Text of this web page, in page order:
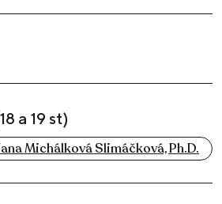
a 19 st)
Michálková Slimáčková, Ph.D.